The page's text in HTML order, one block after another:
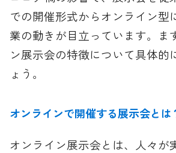
での開催形式からオンライン型
業の動きが目立っています。ま
ン展示会の特徴について具体的
ょう。
オンラインで開催する展示会とは
オンライン展示会とは、人々が